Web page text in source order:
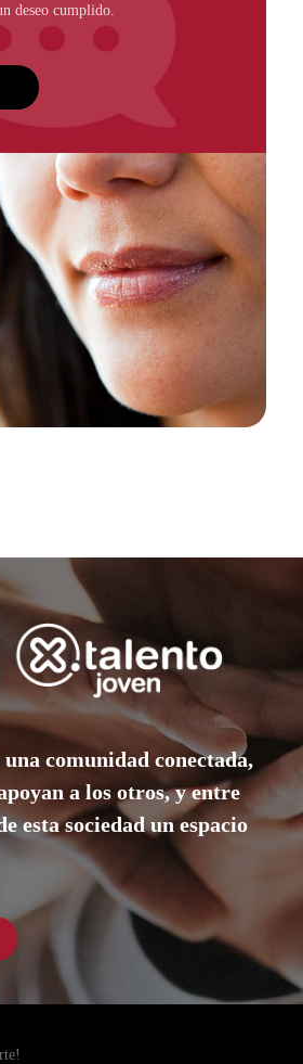
deseo cumplido.
comunidad conectada,
a los otros, y entre
esta sociedad un espacio